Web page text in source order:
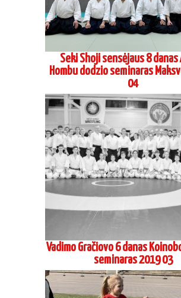
Seki Shoji sensėjaus 8 danas
Hombu dodzio seminaras
04
Vadimo Gračiovo 6 danas
seminaras 2019 03